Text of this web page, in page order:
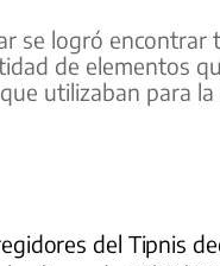
se logró encontrar
de elementos
utilizaban para
del Tipnis